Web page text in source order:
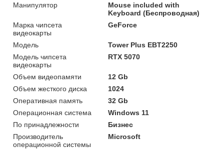
Манипулятор
Mouse included with
Keyboard (Беспроводная)
Марка чипсета
видеокарты
GeForce
Модель
Tower Plus EBT2250
Модель чипсета
видеокарты
RTX 5070
Объем видеопамяти
12 Gb
Объем жесткого диска
1024
Оперативная память
32 Gb
Операционная система
Windows 11
По принадлежности
Бизнес
Производитель
операционной системы
Microsoft